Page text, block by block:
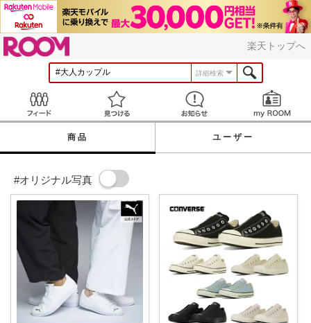
楽天トップへ
詳細検索
見つける お知らせ
商品 ユーザー
#オリジナル写真